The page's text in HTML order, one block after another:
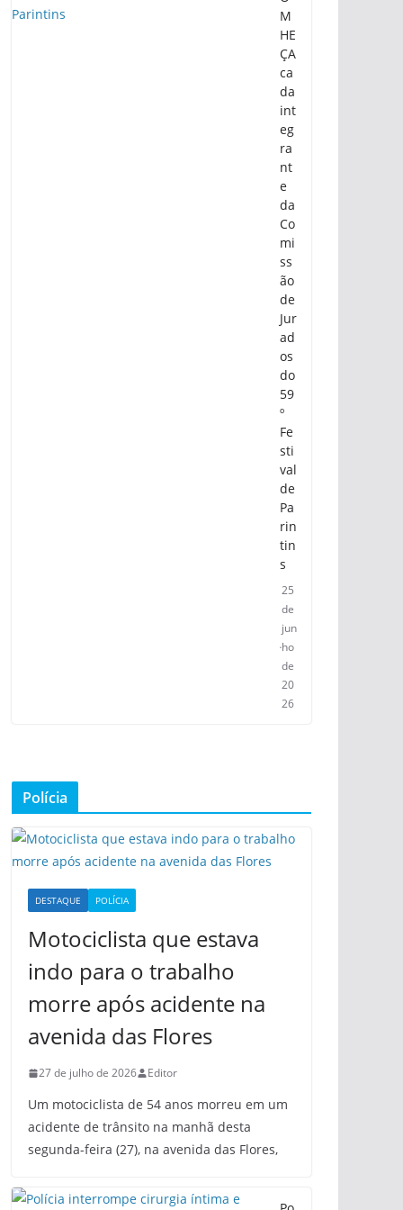
M
HE
ÇA
ca
da
int
eg
ra
nt
e
da
Co
mi
ss
ão
de
Jur
ad
os
do
59
º
Fe
sti
val
de
Pa
rin
tin
s
25
de
jun
ho
de
20
26
Polícia
DESTAQUE POLÍCIA
Motociclista que estava
indo para o trabalho
morre após acidente na
avenida das Flores
27 de julho de 2026 Editor
Um motociclista de 54 anos morreu em um
acidente de trânsito na manhã desta
segunda-feira (27), na avenida das Flores,